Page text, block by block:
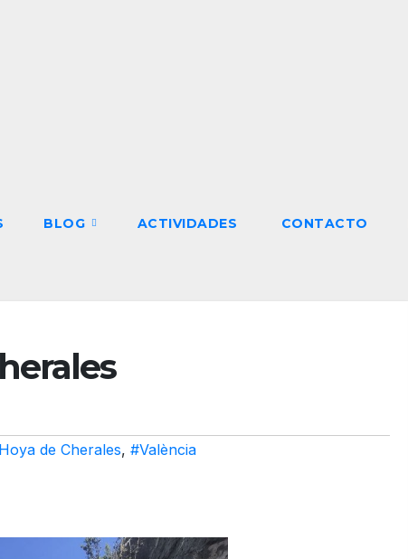
BLOG ACTIVIDADES CONTACTO
de Cherales, #València